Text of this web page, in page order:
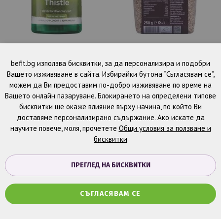
детокс 100 капс.
13,40 €/ 26,21 лв.
Наличен
ДОБАВИ
В
ЛЮБИМИ
1,60 €/ 3,13 лв.
Наличен
ДОБАВИ
В
befit.bg използва бисквитки, за да персонализира и подобри
Вашето изживяване в сайта. Избирайки бутона “Съгласявам се”,
можем да Ви предоставим по-добро изживяване по време на
Вашето онлайн пазаруване. Блокирането на определени типове
бисквитки ще окаже влияние върху начина, по който Ви
доставяме персонализирано съдържание. Ако искате да
научите повече, моля, прочетете Общи условия за ползване и
бисквитки
СЪГЛАСЯВАМ СЕ
ПРЕГЛЕД НА БИСКВИТКИ